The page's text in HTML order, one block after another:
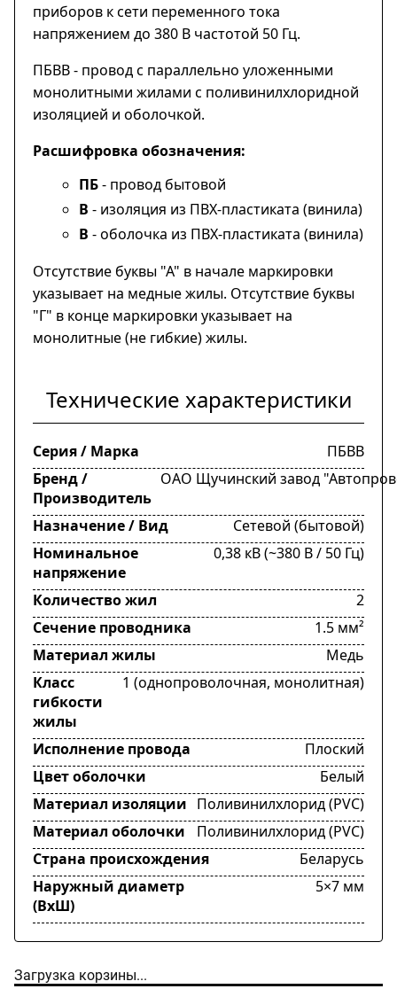
приборов к сети переменного тока
напряжением до 380 В частотой 50 Гц.
ПБВВ - провод с параллельно уложенными
монолитными жилами с поливинилхлоридной
изоляцией и оболочкой.
Расшифровка обозначения:
ПБ- провод бытовой
В - изоляция из ПВХ-пластиката (винила)
В - оболочка из ПВХ-пластиката (винила)
Отсутствие буквы "А" в начале маркировки
указывает на медные жилы. Отсутствие буквы
"Г" в конце маркировки указывает на
монолитные (не гибкие) жилы.
Технические характеристики
Серия / Марка
ПБВВ
Бренд /
Производитель
ОАО Щучинский завод
Назначение / Вид
Сетевой (бытовой)
Номинальное
напряжение
0,38 кВ (~380 В / 50 Гц)
Количество жил
2
Сечение проводника
1.5 мм²
Материал жилы
Медь
Класс
гибкости
жилы
1 (однопроволочная, монолитная)
Исполнение провода
Плоский
Цвет оболочки
Белый
Материал изоляции Поливинилхлорид (PVC)
Материал оболочки
Поливинилхлорид (PVC)
Страна происхождения
Беларусь
Наружный диаметр
(ВхШ)
5×7 мм
Загрузка корзины...